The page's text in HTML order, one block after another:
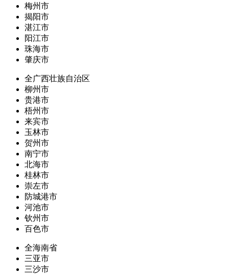
梅州市
揭阳市
湛江市
阳江市
珠海市
肇庆市
全广西壮族自治区
柳州市
贵港市
梧州市
来宾市
玉林市
贺州市
南宁市
北海市
桂林市
崇左市
防城港市
河池市
钦州市
百色市
全海南省
三亚市
三沙市